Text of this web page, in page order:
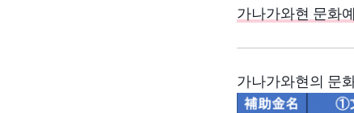
가나가와현 문화
가나가와현의 문